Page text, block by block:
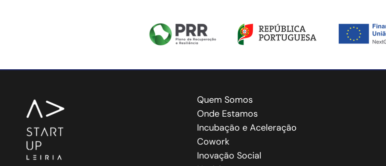
Quem Somos
Onde Estamos
Incubação e Aceleração
Cowork
Inovação Social